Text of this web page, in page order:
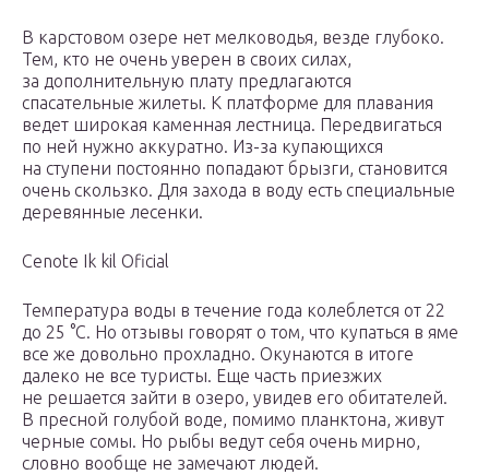
В карстовом озере нет мелководья, везде глубоко.
Тем, кто не очень уверен в своих силах,
за дополнительную плату предлагаются
спасательные жилеты. К платформе для плавания
ведет широкая каменная лестница. Передвигаться
по ней нужно аккуратно. Из-за купающихся
на ступени постоянно попадают брызги, становится
очень скользко. Для захода в воду есть специальные
деревянные лесенки.
Cenote Ik kil Oficial
Температура воды в течение года колеблется от 22
до 25 °C. Но отзывы говорят о том, что купаться в яме
все же довольно прохладно. Окунаются в итоге
далеко не все туристы. Еще часть приезжих
не решается зайти в озеро, увидев его обитателей.
В пресной голубой воде, помимо планктона, живут
черные сомы. Но рыбы ведут себя очень мирно,
словно вообще не замечают людей.